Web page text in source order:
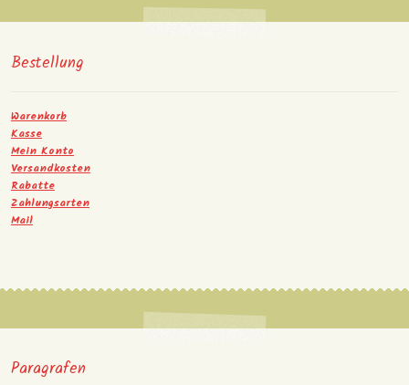
Bestellung
Warenkorb
Kasse
Mein Konto
Versandkosten
Rabatte
Zahlungsarten
Mail
Paragrafen